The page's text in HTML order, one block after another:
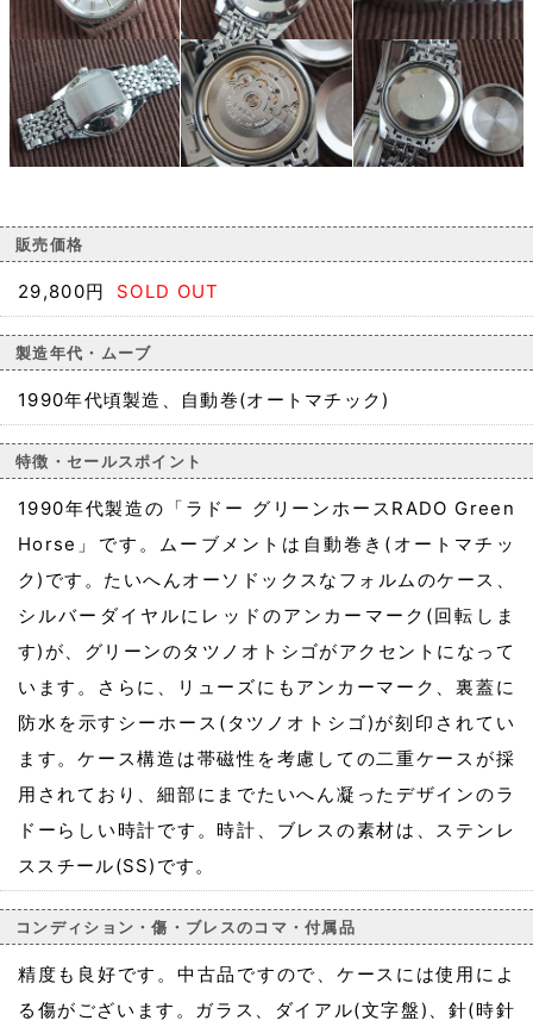
販売価格
29,800円 SOLD OUT
製造年代・ムーブ
1990年代頃製造、自動巻(オートマチック)
特徴・セールスポイント
1990年代製造の「ラドー グリーンホースRADO Green
Horse」です。ムーブメントは自動巻き(オートマチッ
ク)です。たいへんオーソドックスなフォルムのケース、
シルバーダイヤルにレッドのアンカーマーク(回転しま
す)が、グリーンのタツノオトシゴがアクセントになって
います。さらに、リューズにもアンカーマーク、裏蓋に
防水を示すシーホース(タツノオトシゴ)が刻印されてい
ます。ケース構造は帯磁性を考慮しての二重ケースが採
用されており、細部にまでたいへん凝ったデザインのラ
ドーらしい時計です。時計、ブレスの素材は、ステンレ
ススチール(SS)です。
コンディション・傷・ブレスのコマ・付属品
精度も良好です。中古品ですので、ケースには使用によ
る傷がございます。ガラス、ダイアル(文字盤)、針(時針